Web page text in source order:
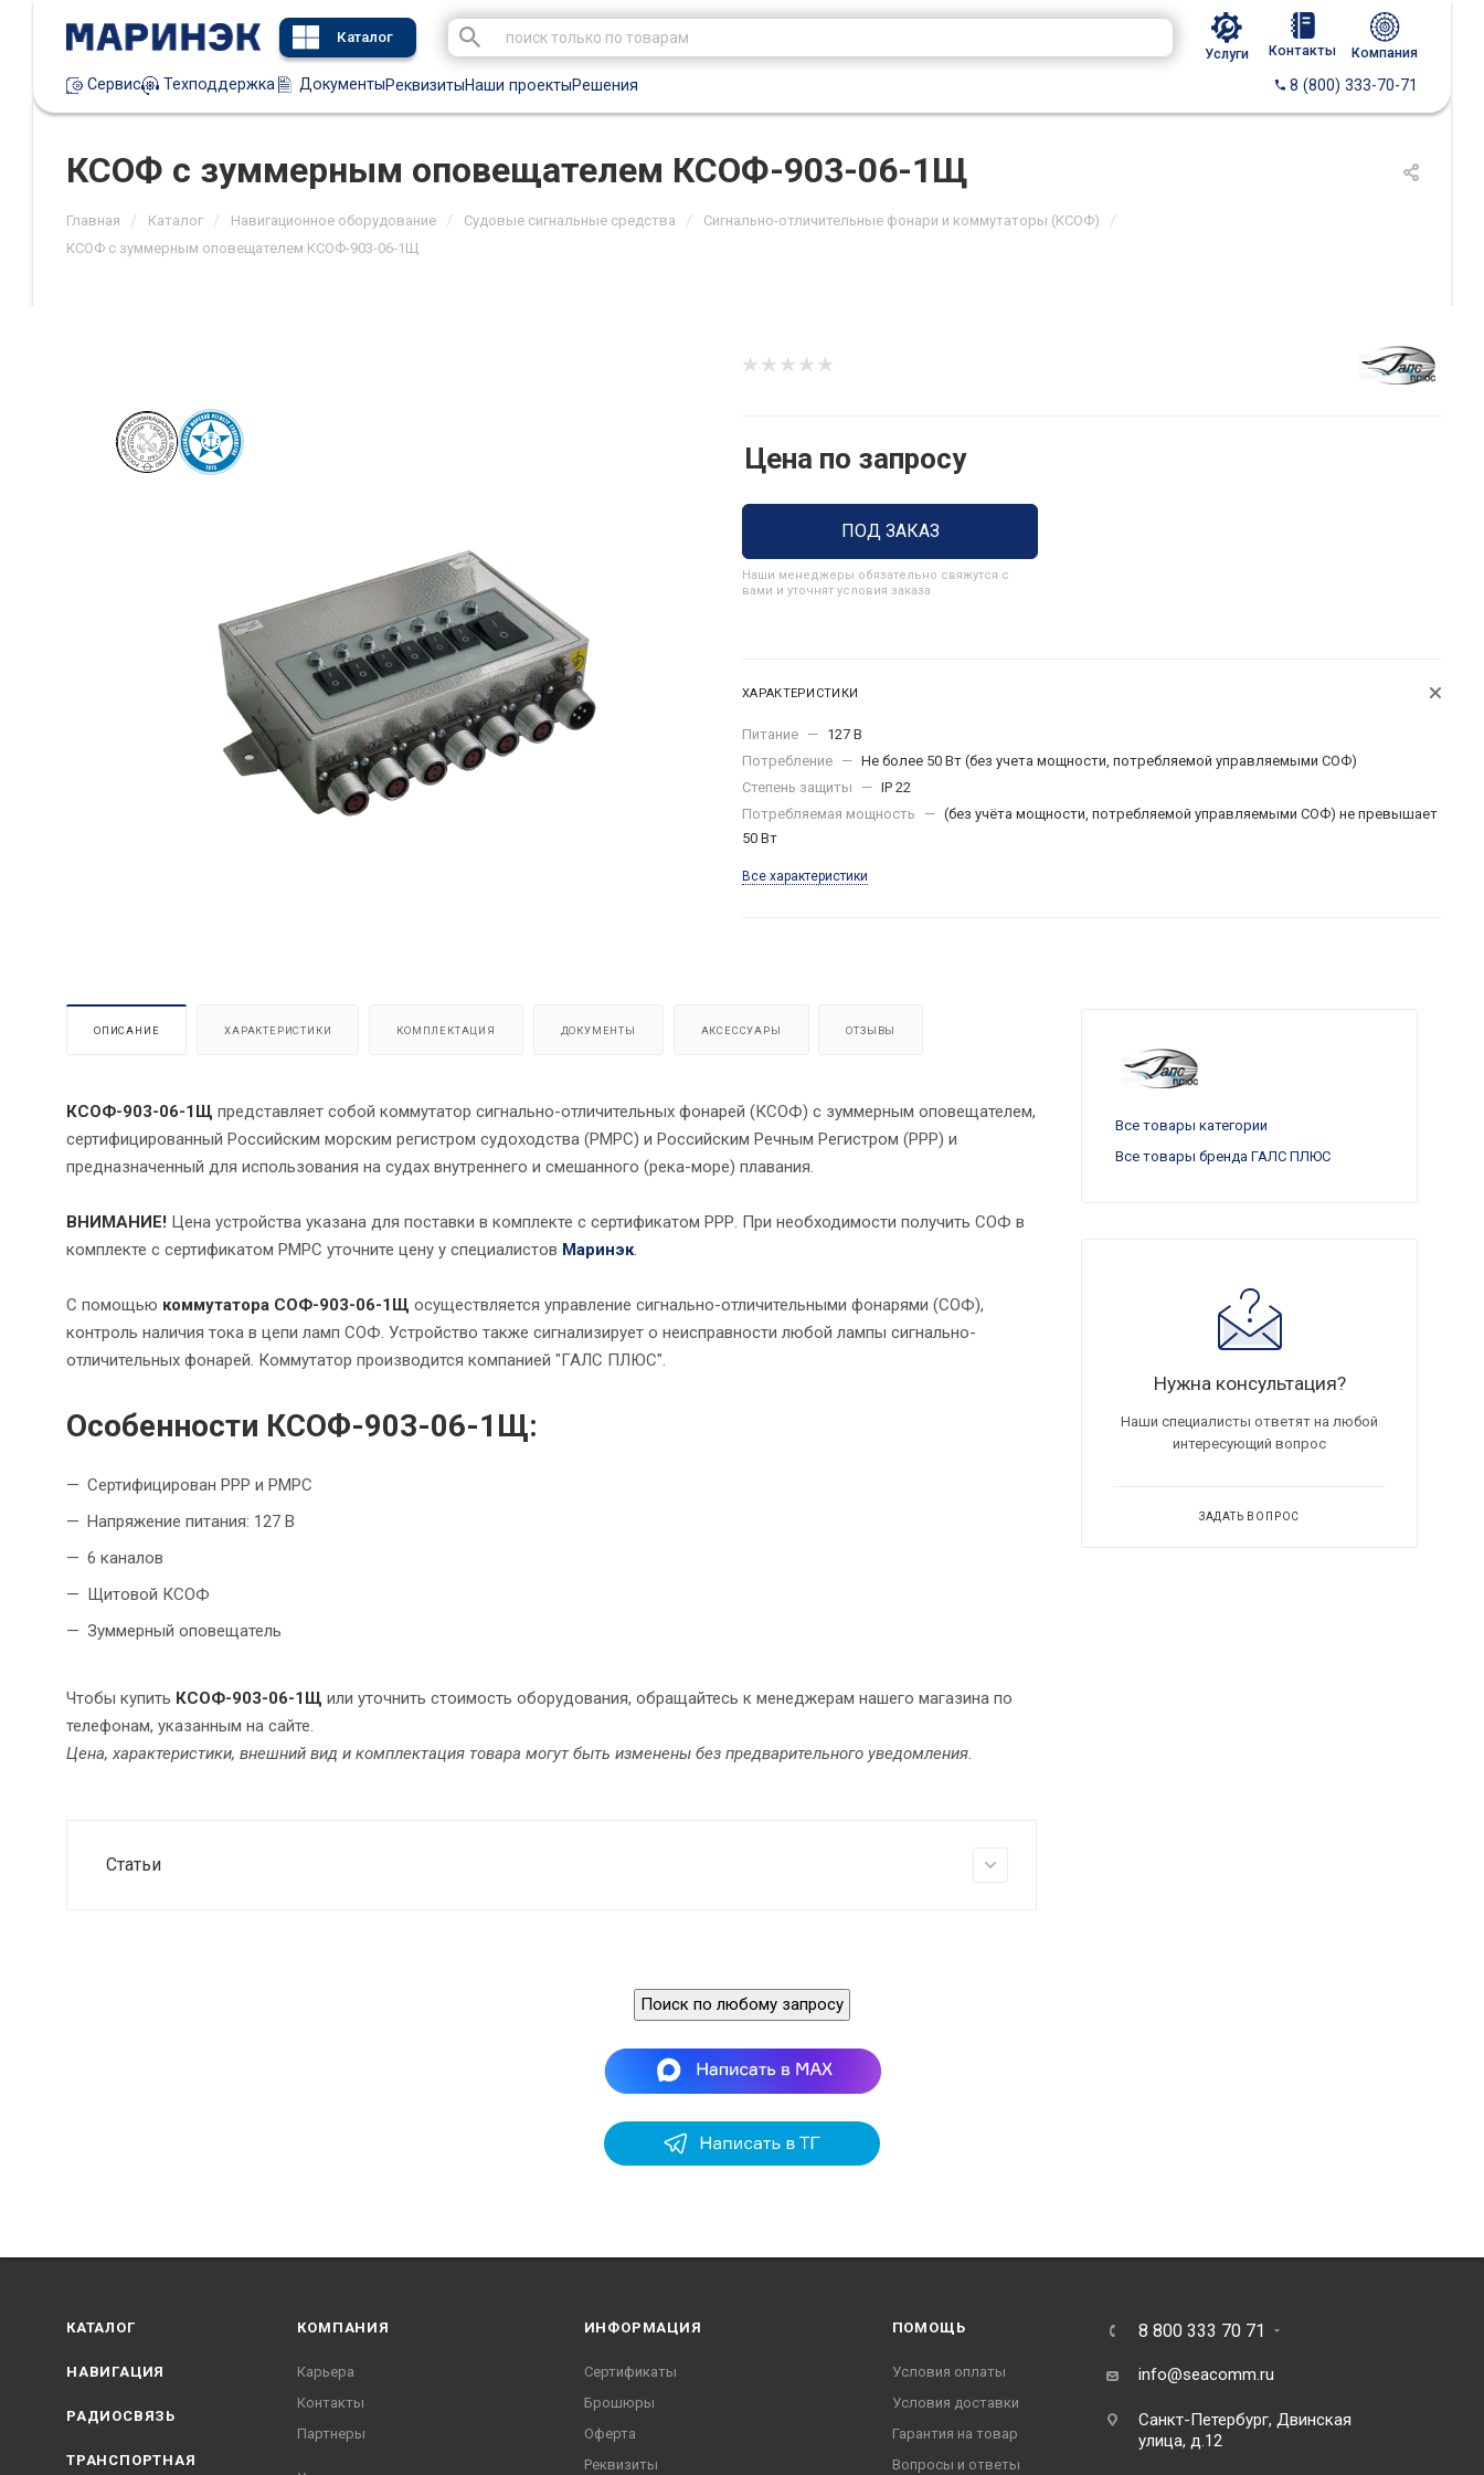
Каталог
Услуги Контакты Компания
Сервис Техподдержка ДокументыРеквизитыНаши проектыРешения 8 (800) 333-70-71
КСОФ с зуммерным оповещателем КСОФ-903-06-1Щ
Главная / Каталог / Навигационное оборудование / Судовые сигнальные средства / Сигнально-отличительные фонари и коммутаторы (КСОФ) /
КСОФ с зуммерным оповещателем КСОФ-903-06-1Щ
Цена по запросу
ПОД ЗАКАЗ
Наши менеджеры обязательно свяжутся с
вами и уточнят условия заказа
ХАРАКТЕРИСТИКИ
Питание — 127 В
Потребление — Не более 50 Вт (без учета мощности, потребляемой управляемыми СОФ)
Степень защиты
— IP 22
Потребляемая мощность
— (без учёта мощности, потребляемой управляемыми СОФ) не превышает
50 Вт
Все характеристики
ОПИСАНИЕ ХАРАКТЕРИСТИКИ КОМПЛЕКТАЦИЯ ДОКУМЕНТЫ АКСЕССУАРЫ ОТЗЫВЫ
КСОФ-903-06-1Щ представляет собой коммутатор сигнально-отличительных фонарей (КСОФ) с зуммерным оповещателем,
сертифицированный Российским морским регистром судоходства (РМРС) и Российским Речным Регистром (РРР) и
предназначенный для использования на судах внутреннего и смешанного (река-море) плавания.
ВНИМАНИЕ! Цена устройства указана для поставки в комплекте с сертификатом РРР. При необходимости получить СОФ в
комплекте с сертификатом РМРС уточните цену у специалистов Маринэк.
С помощью коммутатора СОФ-903-06-1Щ осуществляется управление сигнально-отличительными фонарями (СОФ),
контроль наличия тока в цепи ламп СОФ. Устройство также сигнализирует о неисправности любой лампы сигнально-
отличительных фонарей. Коммутатор производится компанией "ГАЛС ПЛЮС".
Особенности КСОФ-903-06-1Щ:
Сертифицирован РРР и РМРС
Напряжение питания: 127 В
6 каналов
Щитовой КСОФ
Зуммерный оповещатель
Чтобы купить КСОФ-903-06-1Щ или уточнить стоимость оборудования, обращайтесь к менеджерам нашего магазина по
телефонам, указанным на сайте.
Цена, характеристики, внешний вид и комплектация товара могут быть изменены без предварительного уведомления.
Статьи
Все товары категории
Все товары бренда ГАЛС ПЛЮС
Нужна консультация?
Наши специалисты ответят на любой
интересующий вопрос
ЗАДАТЬ ВОПРОС
Поиск по любому запросу
КАТАЛОГ
НАВИГАЦИЯ
РАДИОСВЯЗЬ
ТРАНСПОРТНАЯ
КОМПАНИЯ
Карьера
Контакты
Партнеры
ИНФОРМАЦИЯ
Сертификаты
Брошюры
Оферта
Реквизиты
ПОМОЩЬ
Условия оплаты
Условия доставки
Гарантия на товар
Вопросы и ответы
8 800 333 70 71
info@seacomm.ru
Санкт-Петербург, Двинская
улица, д.12